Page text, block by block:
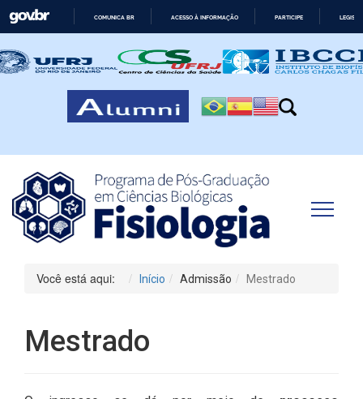
PARA
O
CONTEÚDO
COMUNICA BR ACESSO À INFORMAÇÃO PARTICIPE
Você está aqui: Início Admissão Mestrado
Mestrado